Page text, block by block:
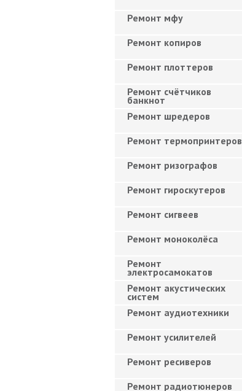
Ремонт мфу
Ремонт копиров
Ремонт плоттеров
Ремонт счётчиков
банкнот
Ремонт шредеров
Ремонт термопринтеров
Ремонт ризографов
Ремонт гироскутеров
Ремонт сигвеев
Ремонт моноколёса
Ремонт
электросамокатов
Ремонт акустических
систем
Ремонт аудиотехники
Ремонт усилителей
Ремонт ресиверов
Ремонт радиотюнеров